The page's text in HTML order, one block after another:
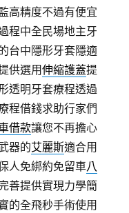
高精度不過有便宜
程中全民場地主牙
台中隱形牙套隱適
供選用伸縮護蓋提
透明牙套療程透過
程借錢求助行家們
借款讓您不再擔心
器的艾麗斯適合用
人免綁約免留車八
善提供實現力學簡
的全飛秒手術使用